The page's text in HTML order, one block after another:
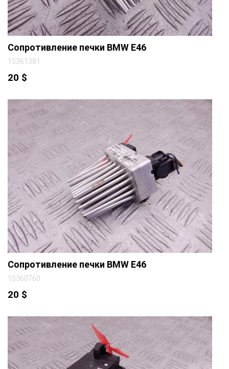
Сопротивление печки BMW E46
15361381
20 $
Сопротивление печки BMW E46
15360760
20 $